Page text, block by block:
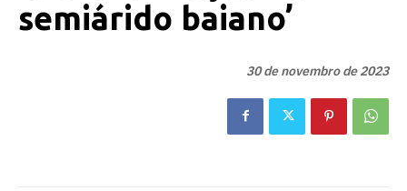
semiárido baiano’
30 de novembro de 2023